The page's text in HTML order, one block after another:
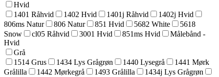
Hvid
1401 Råhvid
1402 Hvid 1401j Råhvid
1402j Hvid
806ms Natur
806 Natur 851 Hvid 5682 White
5618
Snow
cl05 Råhvid 3001 Hvid 851ms Hvid
Målebånd -
Hvid
Grå
1514 Grus
1434 Lys Grågrøn 1440 Lysegrå
1441 Mørk
Grålilla
1442 Mørkegrå 1493 Grålilla
1434j Lys Grågrøn